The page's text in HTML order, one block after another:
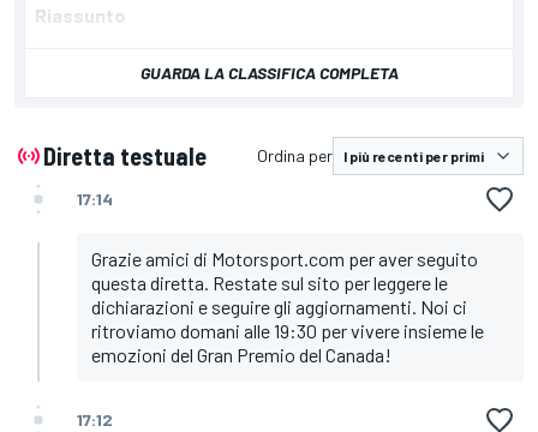
Riassunto
GUARDA LA CLASSIFICA COMPLETA
Diretta testuale Ordina per
17:14
Grazie amici di Motorsport.com per aver seguito
questa diretta. Restate sul sito per leggere le
dichiarazioni e seguire gli aggiornamenti. Noi ci
ritroviamo domani alle 19:30 per vivere insieme le
emozioni del Gran Premio del Canada!
17:12